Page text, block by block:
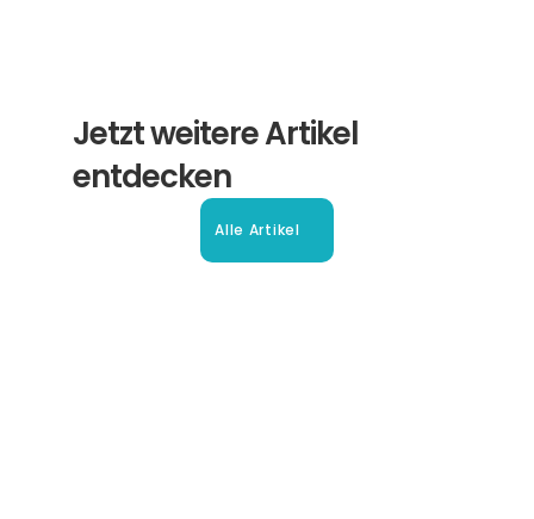
Jetzt weitere Artikel
entdecken
Alle Artikel